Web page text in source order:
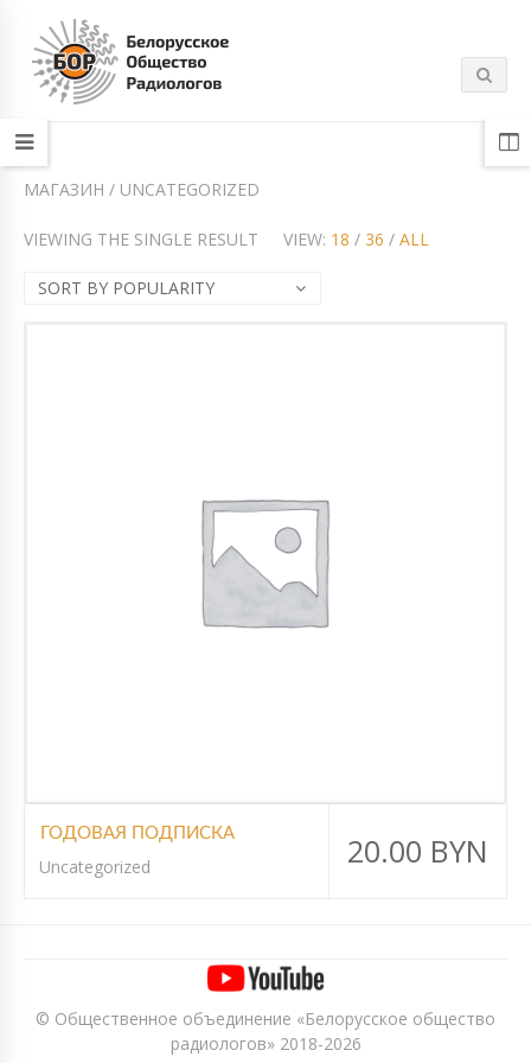
МАГАЗИН / UNCATEGORIZED
VIEWING THE SINGLE RESULT VIEW: 18 / 36 / ALL
SORT BY POPULARITY
20.00 BYN
ГОДОВАЯ ПОДПИСКА
Uncategorized
© Общественное объединение «Белорусское общество
радиологов» 2018-2026